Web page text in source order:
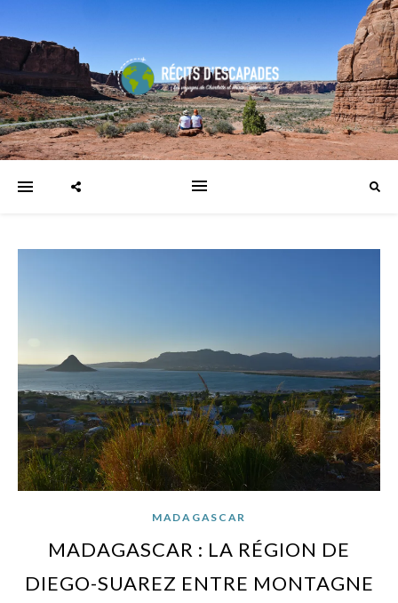
MADAGASCAR
MADAGASCAR : LA RÉGION DE
DIEGO-SUAREZ ENTRE MONTAGNE